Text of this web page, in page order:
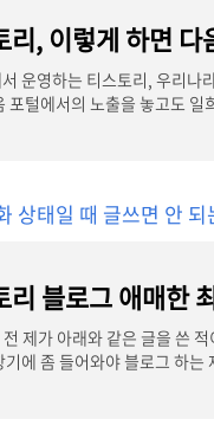
운영하는 티스토리, 우리나
포털에서의 노출을 놓고도
상태일 때 글쓰면 안 되
제가 아래와 같은 글을 쓴
기에 좀 들어와야 블로그 하